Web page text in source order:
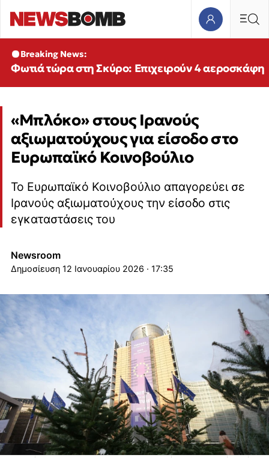
Breaking News:
Φωτιά τώρα στη Σκύρο: Επιχειρούν 4 αεροσκάφη
«Μπλόκο» στους Ιρανούς
αξιωματούχους για είσοδο στο
Ευρωπαϊκό Κοινοβούλιο
Το Ευρωπαϊκό Κοινοβούλιο απαγορεύει σε
Ιρανούς αξιωματούχους την είσοδο στις
εγκαταστάσεις του
Newsroom
12 Ιανουαρίου 2026 · 17:35